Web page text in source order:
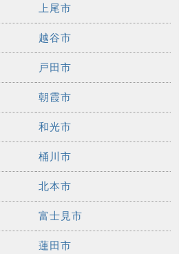
上尾市
越谷市
戸田市
朝霞市
和光市
桶川市
北本市
富士見市
蓮田市